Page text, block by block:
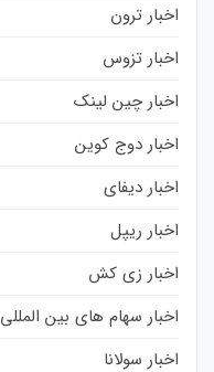
اخبار ترون
اخبار تزوس
اخبار چین لینک
اخبار دوج کوین
اخبار دیفای
اخبار ریپل
اخبار زی کش
اخبار سهام های بین المللی
اخبار سولانا